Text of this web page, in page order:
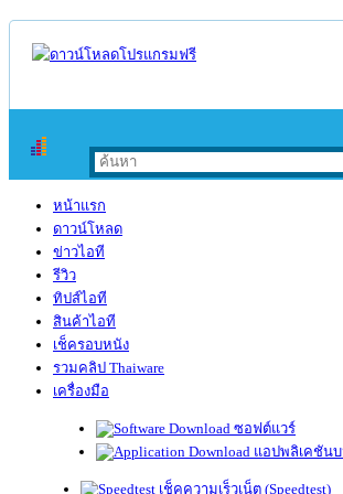
หน้าแรก
ดาวน์โหลด
ข่าวไอที
รีวิว
ทิปส์ไอที
สินค้าไอที
เช็ครอบหนัง
รวมคลิป Thaiware
เครื่องมือ
ซอฟต์แวร์
แอปพลิเคชัน
เช็คความเร็วเน็ต (Speedtest)